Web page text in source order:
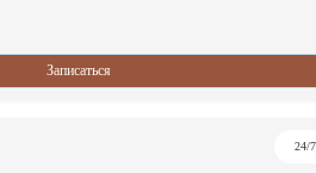
Записаться
24/7